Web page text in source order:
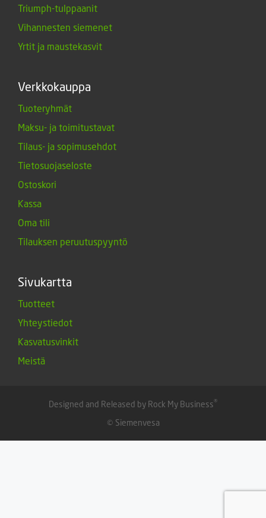
Triumph-tulppaanit
Vihannesten siemenet
Yrtit ja maustekasvit
Verkkokauppa
Tuoteryhmät
Maksu- ja toimitustavat
Tilaus- ja sopimusehdot
Tietosuojaseloste
Ostoskori
Kassa
Oma tili
Tilauksen peruutuspyyntö
Sivukartta
Tuotteet
Yhteystiedot
Kasvatusvinkit
Meistä
Designed and Released by Rock My Business®
© Siemenvesa